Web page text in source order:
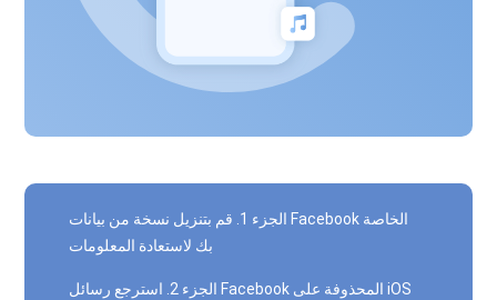
الجزء 1. قم بتنزيل نسخة من بيانات Facebook الخاصة
بك لاستعادة المعلومات
الجزء 2. استرجع رسائل Facebook المحذوفة على iOS